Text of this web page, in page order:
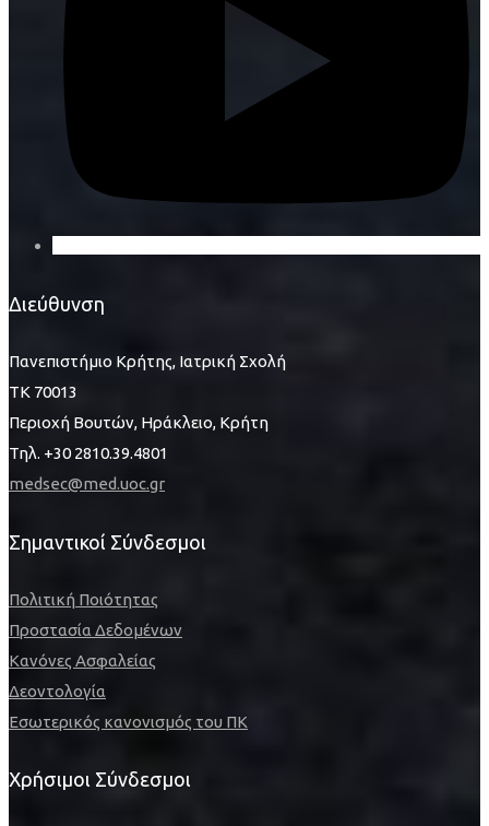
Διεύθυνση
Πανεπιστήμιο Κρήτης, Ιατρική Σχολή
ΤΚ 70013
Περιοχή Βουτών, Ηράκλειο, Κρήτη
Τηλ. +30 2810.39.4801
medsec@med.uoc.gr
Σημαντικοί Σύνδεσμοι
Πολιτική Ποιότητας
Προστασία Δεδομένων
Κανόνες Ασφαλείας
Δεοντολογία
Εσωτερικός κανονισμός του ΠΚ
Χρήσιμοι Σύνδεσμοι